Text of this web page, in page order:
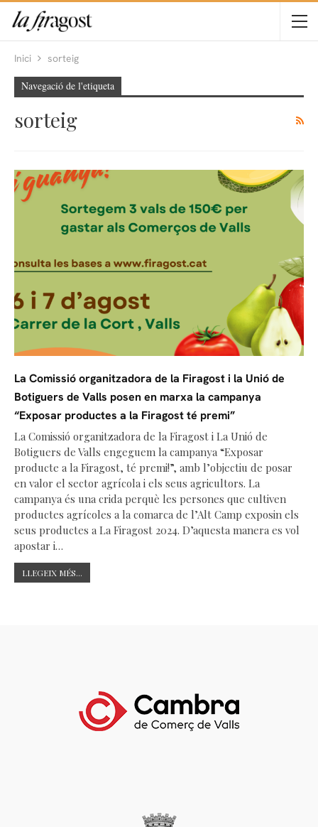
Inici sorteig
Navegació de l'etiqueta
sorteig
La Comissió organitzadora de la Firagost i la Unió de
Botiguers de Valls posen en marxa la campanya
“Exposar productes a la Firagost té premi”
La Comissió organitzadora de la Firagost i La Unió de
Botiguers de Valls engeguem la campanya “Exposar
producte a la Firagost, té premi!”, amb l’objectiu de posar
en valor el sector agrícola i els seus agricultors. La
campanya és una crida perquè les persones que cultiven
productes agrícoles a la comarca de l’Alt Camp exposin els
seus productes a La Firagost 2024. D’aquesta manera es vol
apostar i…
LLEGEIX MÉS...